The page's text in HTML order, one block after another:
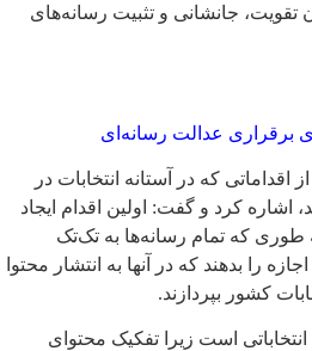
تقویت، جانشانی و تثبیت رسانه‌های
برقراری عدالت رسانه‌ای
اقداماتی که در آستانه انتخابات در
اشاره کرد و گفت: اولین اقدام ایجاد
طوری که تمام رسانه‌ها به تک‌تک
را بدهند که در آنها به انتشار محتوا
کشور بپردازند.
است زیرا تفکیک محتوای